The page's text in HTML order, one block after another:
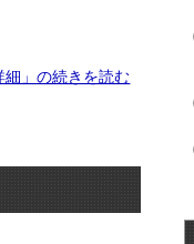
細」の続きを読む